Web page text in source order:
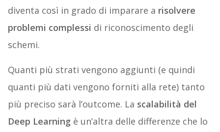
diventa così in grado di imparare a risolvere
problemi complessi di riconoscimento degli
schemi.
Quanti più strati vengono aggiunti (e quindi
quanti più dati vengono forniti alla rete) tanto
più preciso sarà l’outcome. La scalabilità del
Deep Learning è un’altra delle differenze che lo